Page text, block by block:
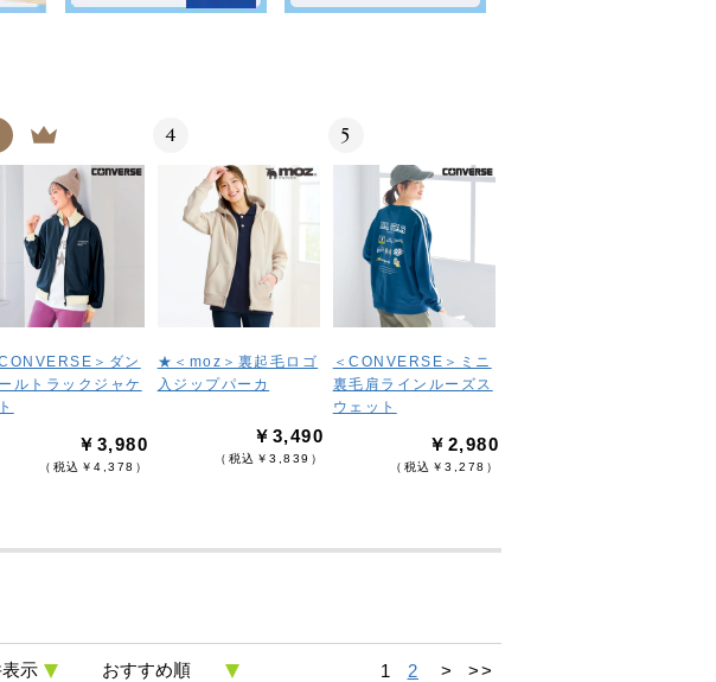
＞ダン
ルトラックジャケ
￥3,980
（税込￥4,378）
4
★＜moz＞裏起毛ロゴ
入ジップパーカ
￥3,490
（税込￥3,839）
5
＜CONVERSE＞ミニ
裏毛肩ラインルーズス
ウェット
￥2,980
（税込￥3,278）
1 2 > >>